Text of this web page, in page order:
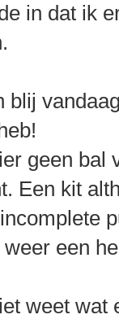
in dat ik
blij
geen bal
Een kit
weer een
weet wat